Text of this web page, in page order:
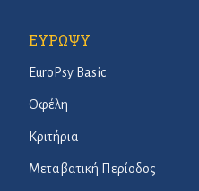
ΕΥΡΩΨΥ
EuroPsy Basic
Οφέλη
Κριτήρια
Μεταβατική Περίοδος